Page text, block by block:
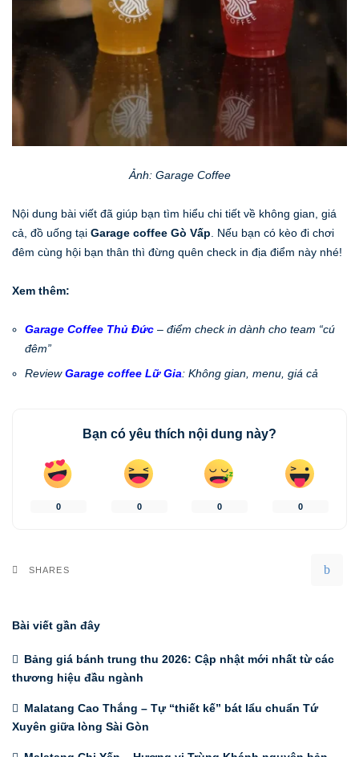
Ảnh: Garage Coffee
Nội dung bài viết đã giúp bạn tìm hiểu chi tiết về không gian, giá
cả, đồ uống tại Garage coffee Gò Vấp . Nếu bạn có kèo đi chơi
đêm cùng hội bạn thân thì đừng quên check in địa điểm này nhé!
Xem thêm:
Garage Coffee Thủ Đức – điểm check in dành cho team “cú
đêm”
ReviewGarage coffee Lữ Gia: Không gian, menu, giá cả
Bạn có yêu thích nội dung này?
0 0 0 0
SHARES
Bài viết gần đây
Bảng giá bánh trung thu 2026: Cập nhật mới nhất từ các
thương hiệu đầu ngành
Malatang Cao Thắng – Tự “thiết kế” bát lẩu chuẩn Tứ
Xuyên giữa lòng Sài Gòn